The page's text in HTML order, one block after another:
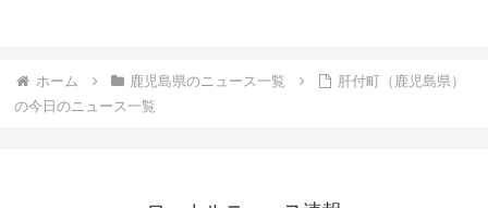
ホーム 鹿児島県のニュース一覧
肝付町（鹿児島県）
の今日のニュース一覧